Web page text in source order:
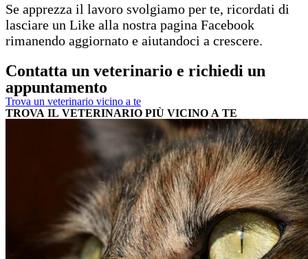
Se apprezza il lavoro svolgiamo per te, ricordati di
lasciare un Like alla nostra pagina Facebook
rimanendo aggiornato e aiutandoci a crescere.
Contatta un veterinario e richiedi un
appuntamento
Trova un veterinario vicino a te
TROVA IL VETERINARIO PIÙ VICINO A TE